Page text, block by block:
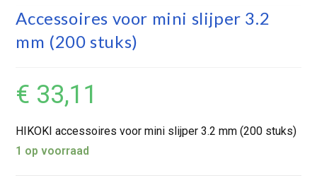
Accessoires voor mini slijper 3.2
mm (200 stuks)
€ 33,11
HIKOKI accessoires voor mini slijper 3.2 mm (200 stuks)
1 op voorraad